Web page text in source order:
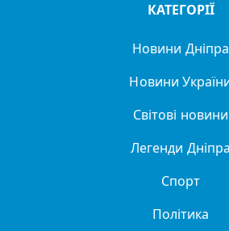
КАТЕГОРІЇ
Новини Дніпра
Новини
Світові новини
Легенди Дніпра
Спорт
Політика